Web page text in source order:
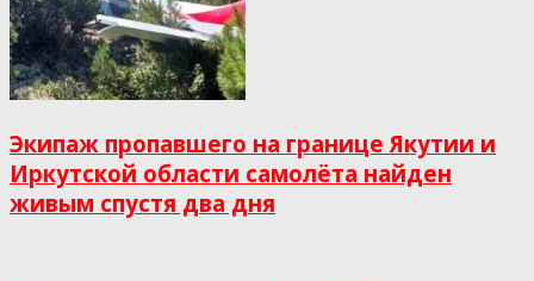
Экипаж пропавшего на границе Якутии и
Иркутской области самолёта найден
живым спустя два дня